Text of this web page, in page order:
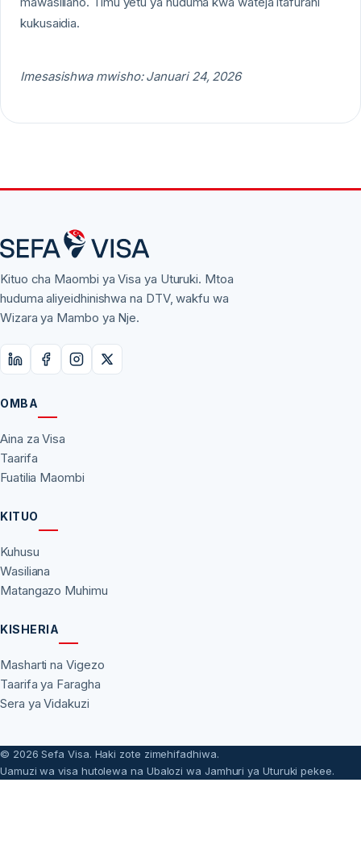
kukusaidia.
Imesasishwa mwisho: Januari 24, 2026
Kituo cha Maombi ya Visa ya Uturuki. Mtoa
huduma aliyeidhinishwa na DTV, wakfu wa
Wizara ya Mambo ya Nje.
OMBA
Aina za Visa
Taarifa
Fuatilia Maombi
KITUO
Kuhusu
Wasiliana
Matangazo Muhimu
KISHERIA
Masharti na Vigezo
Taarifa ya Faragha
Sera ya Vidakuzi
© 2026 Sefa Visa. Haki zote zimehifadhiwa.
Uamuzi wa visa hutolewa na Ubalozi wa Jamhuri ya Uturuki pekee.